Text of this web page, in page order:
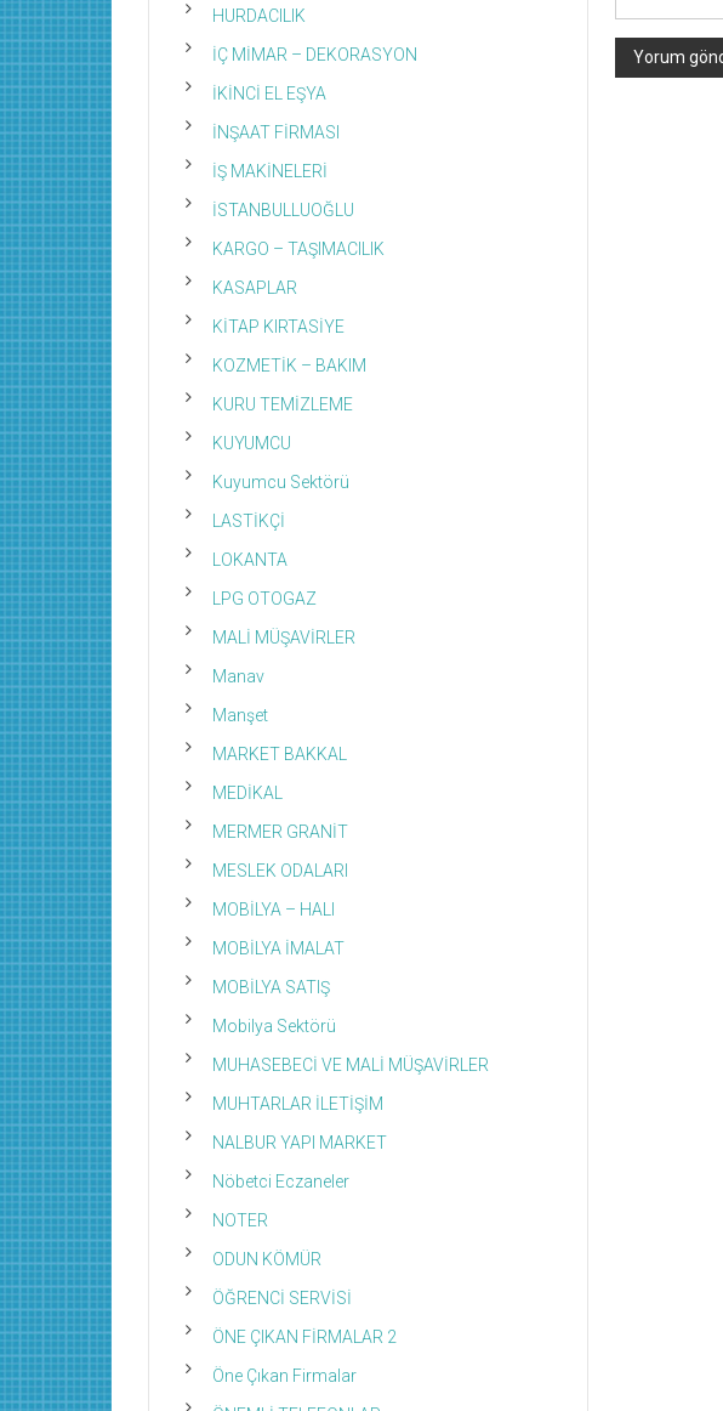
HURDACILIK
İÇ MİMAR – DEKORASYON
İKİNCİ EL EŞYA
İNŞAAT FİRMASI
İŞ MAKİNELERİ
İSTANBULLUOĞLU
KARGO – TAŞIMACILIK
KASAPLAR
KİTAP KIRTASİYE
KOZMETİK – BAKIM
KURU TEMİZLEME
KUYUMCU
Kuyumcu Sektörü
LASTİKÇİ
LOKANTA
LPG OTOGAZ
MALİ MÜŞAVİRLER
Manav
Manşet
MARKET BAKKAL
MEDİKAL
MERMER GRANİT
MESLEK ODALARI
MOBİLYA – HALI
MOBİLYA İMALAT
MOBİLYA SATIŞ
Mobilya Sektörü
MUHASEBECİ VE MALİ MÜŞAVİRLER
MUHTARLAR İLETİŞİM
NALBUR YAPI MARKET
Nöbetci Eczaneler
NOTER
ODUN KÖMÜR
ÖĞRENCİ SERVİSİ
ÖNE ÇIKAN FİRMALAR 2
Öne Çıkan Firmalar